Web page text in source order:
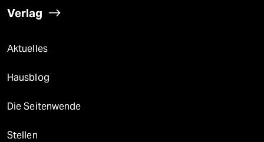
Verlag
Aktuelles
Hausblog
Die Seitenwende
Stellen